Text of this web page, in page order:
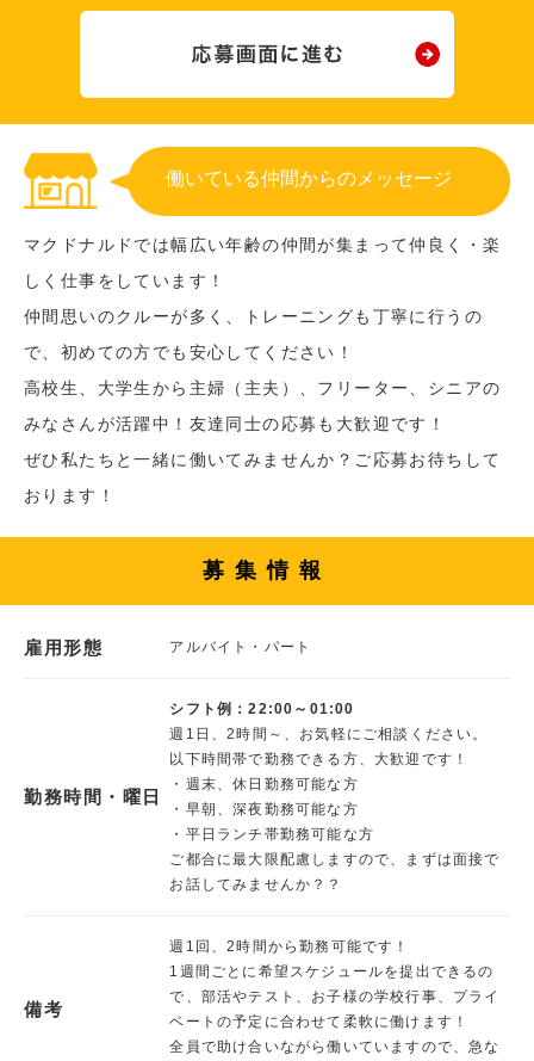
働いている仲間からのメッセージ
マクドナルドでは幅広い年齢の仲間が集まって仲良く・楽
しく仕事をしています！
仲間思いのクルーが多く、トレーニングも丁寧に行うの
で、初めての方でも安心してください！
高校生、大学生から主婦（主夫）、フリーター、シニアの
みなさんが活躍中！友達同士の応募も大歓迎です！
ぜひ私たちと一緒に働いてみませんか？ご応募お待ちして
おります！
募集情報
雇用形態 アルバイト・パート
勤務時間・曜日
シフト例：22:00～01:00
週1日、2時間～、お気軽にご相談ください。
以下時間帯で勤務できる方、大歓迎です！
・週末、休日勤務可能な方
・早朝、深夜勤務可能な方
・平日ランチ帯勤務可能な方
ご都合に最大限配慮しますので、まずは面接で
お話してみませんか？？
備考
週1回、2時間から勤務可能です！
1週間ごとに希望スケジュールを提出できるの
で、部活やテスト、お子様の学校行事、プライ
ベートの予定に合わせて柔軟に働けます！
全員で助け合いながら働いていますので、急な